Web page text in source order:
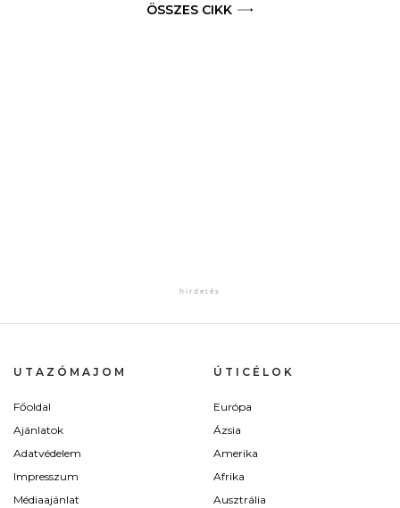
ÖSSZES CIKK
UTAZÓMAJOM
Főoldal
Ajánlatok
Adatvédelem
Impresszum
Médiaajánlat
ÚTICÉLOK
Európa
Ázsia
Amerika
Afrika
Ausztrália